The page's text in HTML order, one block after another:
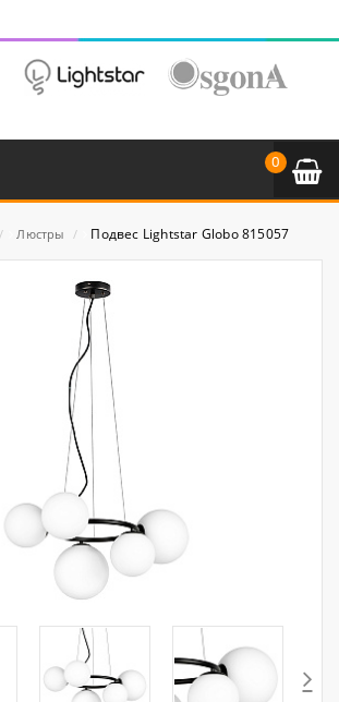
0
/ Люстры / Подвес Lightstar Globo 815057